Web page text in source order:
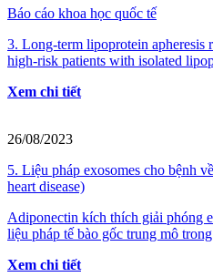
Báo cáo khoa học quốc tế
3. Long-term lipoprotein apheresis
high-risk patients with isolated
Xem chi tiết
26/08/2023
5. Liệu pháp exosomes cho bệnh
heart disease)
Adiponectin kích thích giải phóng
liệu pháp tế bào gốc trung mô
Xem chi tiết